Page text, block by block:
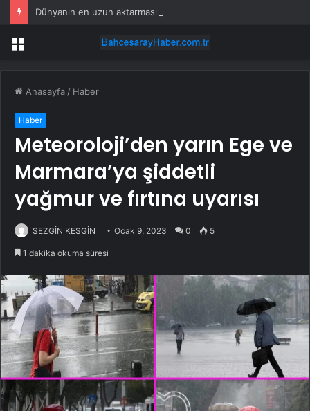
Menü
Anasayfa / Haber
Haber
Meteoroloji’den yarın Ege ve
Marmara’ya şiddetli
yağmur ve fırtına uyarısı
SEZGİN KESGİN Ocak 9, 2023 0 5
1 dakika okuma süresi